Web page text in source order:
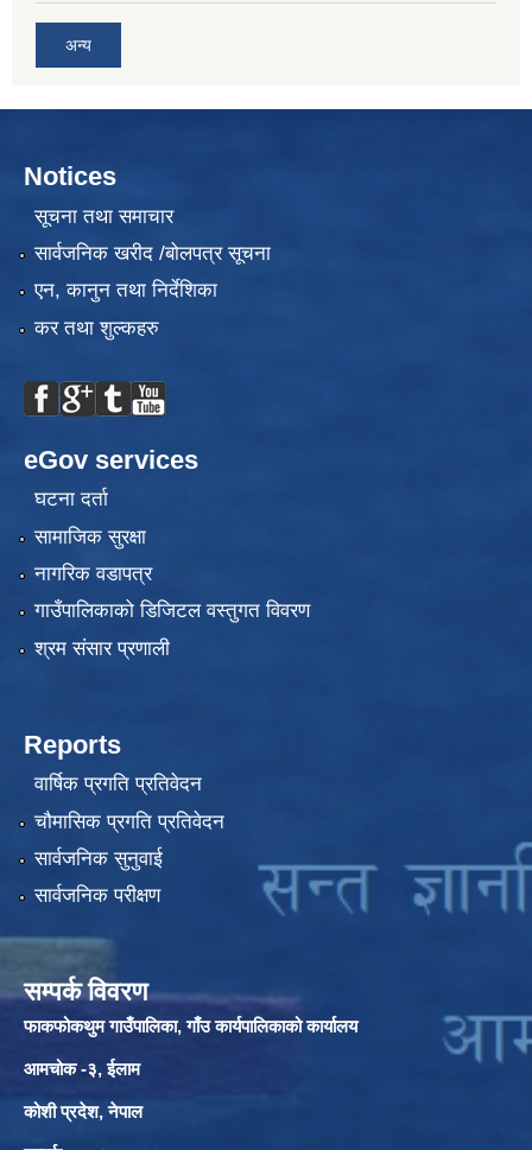
अन्य
Notices
सूचना तथा समाचार
सार्वजनिक खरीद /बोलपत्र सूचना
एन, कानुन तथा निर्देशिका
कर तथा शुल्कहरु
eGov services
घटना दर्ता
सामाजिक सुरक्षा
नागरिक वडापत्र
गाउँपालिकाको डिजिटल वस्तुगत विवरण
श्रम संसार प्रणाली
Reports
वार्षिक प्रगति प्रतिवेदन
चौमासिक प्रगति प्रतिवेदन
सार्वजनिक सुनुवाई
सार्वजनिक परीक्षण
सम्पर्क विवरण
फाकफोकथुम गाउँपालिका, गाँउ कार्यपालिकाको कार्यालय
आमचोक -३, ईलाम
कोशी प्रदेश, नेपाल